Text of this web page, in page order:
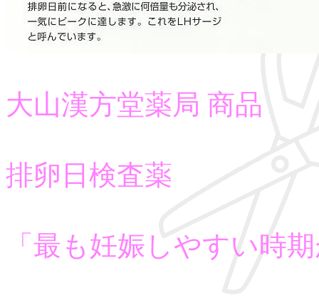
大山漢方堂薬局 商品
排卵日検査薬
「最も妊娠しやすい時